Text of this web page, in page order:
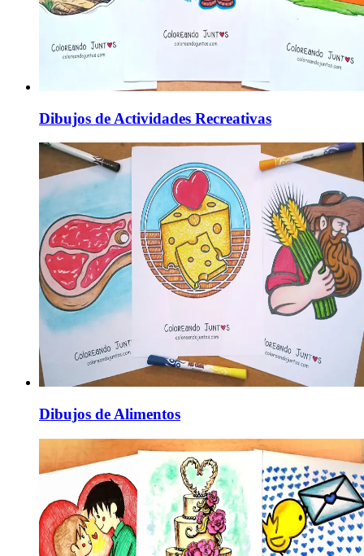
Dibujos de Actividades Recreativas
Dibujos de Alimentos